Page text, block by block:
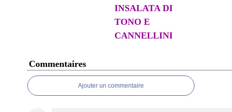
INSALATA DI
TONO E
CANNELLINI
Commentaires
Ajouter un commentaire